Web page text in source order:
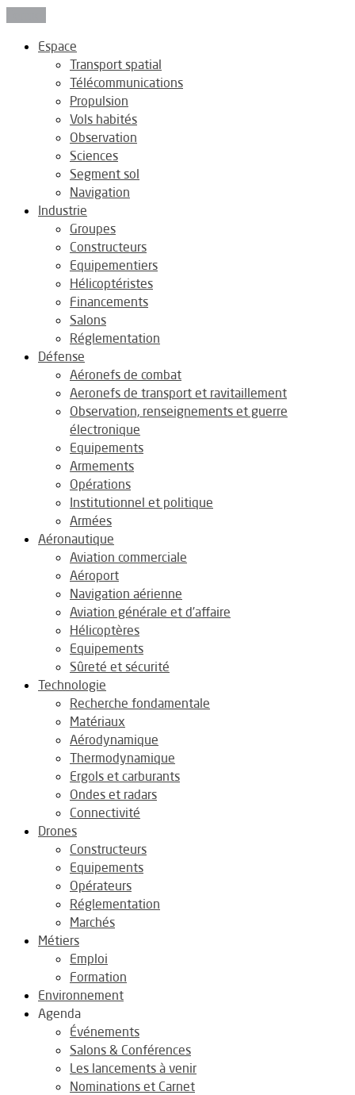
Espace
Transport spatial
Télécommunications
Propulsion
Vols habités
Observation
Sciences
Segment sol
Navigation
Industrie
Groupes
Constructeurs
Equipementiers
Hélicoptéristes
Financements
Salons
Réglementation
Défense
Aéronefs de combat
Aeronefs de transport et ravitaillement
Observation, renseignements et guerre
électronique
Equipements
Armements
Opérations
Institutionnel et politique
Armées
Aéronautique
Aviation commerciale
Aéroport
Navigation aérienne
Aviation générale et d’affaire
Hélicoptères
Equipements
Sûreté et sécurité
Technologie
Recherche fondamentale
Matériaux
Aérodynamique
Thermodynamique
Ergols et carburants
Ondes et radars
Connectivité
Drones
Constructeurs
Equipements
Opérateurs
Réglementation
Marchés
Métiers
Emploi
Formation
Environnement
Agenda
Événements
Salons & Conférences
Les lancements à venir
Nominations et Carnet